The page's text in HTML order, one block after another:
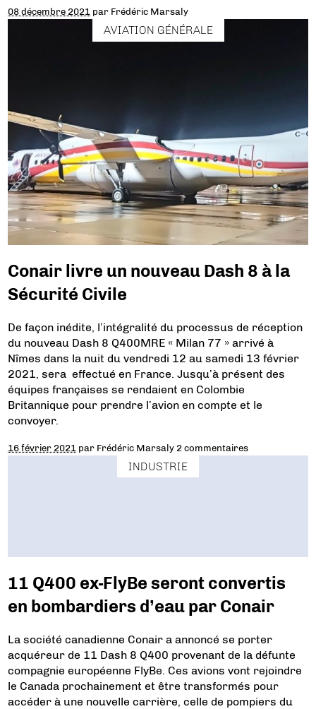
08 décembre 2021 par Frédéric Marsaly
AVIATION GÉNÉRALE
Conair livre un nouveau Dash 8 à la
Sécurité Civile
De façon inédite, l’intégralité du processus de réception
du nouveau Dash 8 Q400MRE « Milan 77 » arrivé à
Nîmes dans la nuit du vendredi 12 au samedi 13 février
2021, sera effectué en France. Jusqu’à présent des
équipes françaises se rendaient en Colombie
Britannique pour prendre l’avion en compte et le
convoyer.
16 février 2021 par Frédéric Marsaly 2 commentaires
INDUSTRIE
11 Q400 ex-FlyBe seront convertis
en bombardiers d’eau par Conair
La société canadienne Conair a annoncé se porter
acquéreur de 11 Dash 8 Q400 provenant de la défunte
compagnie européenne FlyBe. Ces avions vont rejoindre
le Canada prochainement et être transformés pour
accéder à une nouvelle carrière, celle de pompiers du